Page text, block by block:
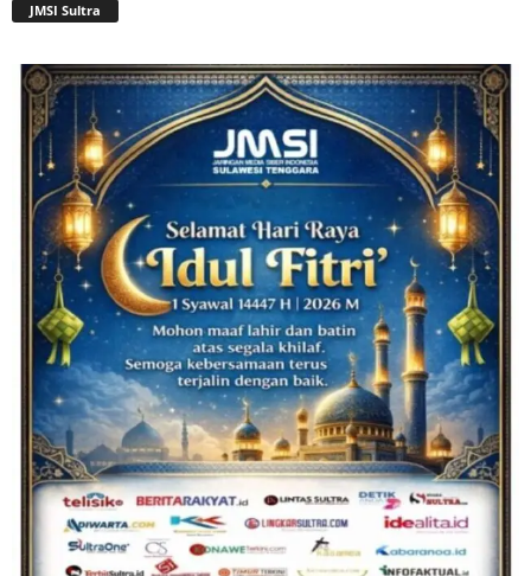
JMSI Sultra